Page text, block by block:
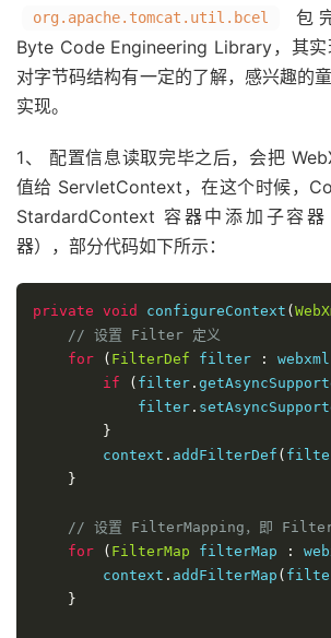
org.apache.tomcat.util.bcel
包
Byte Code Engineering Library，其
对字节码结构有一定的了解，感兴趣的
实现。
1、 配置信息读取完毕之后，会把
值给 ServletContext，在这个时候，
StardardContext 容器中添加子容
器），部分代码如下所示：
private void configureContext (
// 设置 Filter 定义
for
( FilterDef filter : webxml
if
( filter .
            filter
.
}
        context
. addFilterDef (
}
// 设置 FilterMapping，即 Filter
for
( FilterMap filterMap :
        context
. addFilterMap (
}